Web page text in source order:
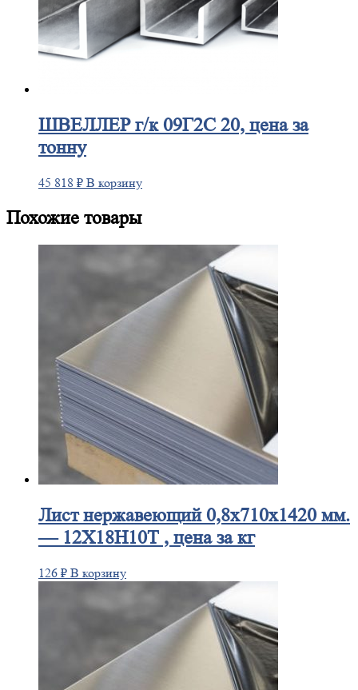
ШВЕЛЛЕРг/к 09Г2С 20, цена за
тонну
45 818 ₽ В корзину
Похожие товары
Листнержавеющий 0,8x710x1420 мм.
— 12Х18Н10Т , цена за кг
126 ₽ В корзину